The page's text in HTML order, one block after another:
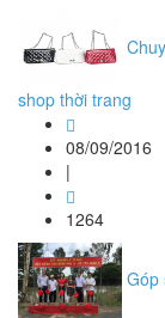
shop thời trang
08/09/2016
|
1264
Góp